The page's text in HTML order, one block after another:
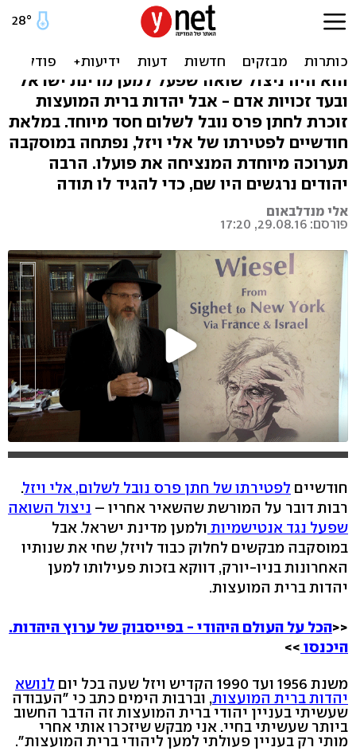
"רוצה להגיד לו תודה אישית":
במוסקבה זוכרים את אלי ויזל
הוא היה ניצול שואה שפעל למען מדינת ישראל
ובעד זכויות אדם - אבל יהדות ברית המועצות
זוכרת לחתן פרס נובל לשלום חסד מיוחד. במלאת
חודשיים לפטירתו של אלי ויזל, נפתחה במוסקבה
תערוכה מיוחדת המנציחה את פועלו. הרבה
יהודים נרגשים היו שם, כדי להגיד לו תודה
אלי מנדלבאום
פורסם: 29.08.16, 17:20
חודשיים לפטירתו של חתן פרס נובל לשלום, אלי ויזל.
רבות דובר על המורשת שהשאיר אחריו – ניצול השואה
שפעל נגד אנטישמיות ולמען מדינת ישראל. אבל
במוסקבה מבקשים לחלוק כבוד לויזל, שחי את שנותיו
האחרונות בניו-יורק, דווקא בזכות פעילותו למען
יהדות ברית המועצות.
<<הכל על העולם היהודי - בפייסבוק של ערוץ היהדות.
היכנסו >>
משנת 1956 ועד 1990 הקדיש ויזל שעה בכל יום
לנושא
יהדות ברית המועצות, וברבות הימים כתב כי "העבודה
שעשיתי בעניין יהודי ברית המועצות זה הדבר החשוב
ביותר שעשיתי בחיי. אני מבקש שיזכרו אותי אחרי
מותי רק בעניין פעולתי למען ליהודי ברית המועצות״.